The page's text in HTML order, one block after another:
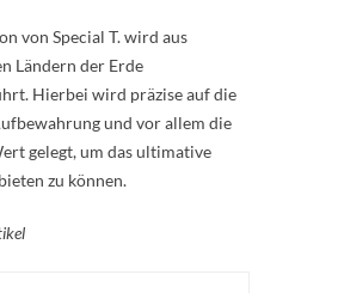
von Special T. wird aus
Ländern der Erde
Hierbei wird präzise auf die
und vor allem die
gelegt, um das ultimative
zu können.